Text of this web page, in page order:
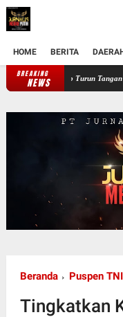
HOME BERITA
BREAKING
NEWSPerkuat Ketahanan
Beranda Puspen TNI
Tingkatkan